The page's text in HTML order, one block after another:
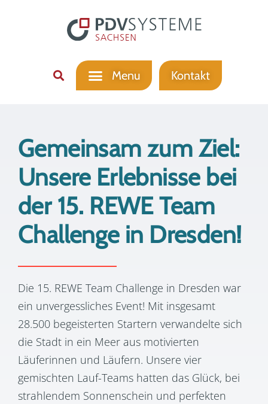
Kontakt
Gemeinsam zum Ziel:
Unsere Erlebnisse bei
der 15. REWE Team
Challenge in Dresden!
Die 15. REWE Team Challenge in Dresden war
ein unvergessliches Event! Mit insgesamt
28.500 begeisterten Startern verwandelte sich
die Stadt in ein Meer aus motivierten
Läuferinnen und Läufern. Unsere vier
gemischten Lauf-Teams hatten das Glück, bei
strahlendem Sonnenschein und perfekten